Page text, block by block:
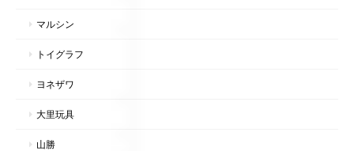
マルシン
トイグラフ
ヨネザワ
大里玩具
山勝